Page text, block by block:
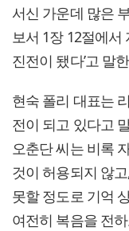
서신 가운데 많은
보서 1장 12절에서
진전이 됐다’고 말
현숙 폴리 대표는
전이 되고 있다고
오춘단 씨는 비록
것이 허용되지 않
못할 정도로 기억
여전히 복음을 전